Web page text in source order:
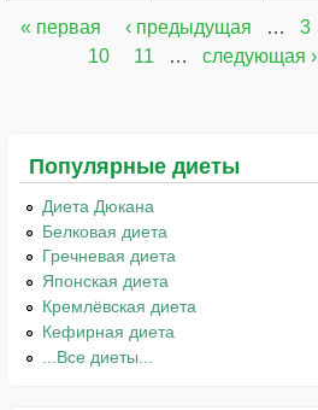
Страницы
« первая ‹ предыдущая … 3
10
11 … следующая ›
Популярные диеты
Диета Дюкана
Белковая диета
Гречневая диета
Японская диета
Кремлёвская диета
Кефирная диета
...Все диеты...